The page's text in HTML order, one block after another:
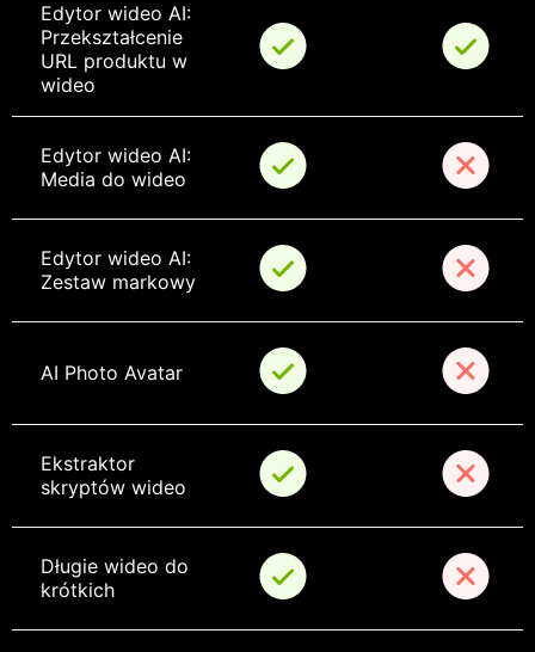
Edytor wideo AI:
Przekształcenie
URL produktu w
wideo
Edytor wideo AI:
Media do wideo
Edytor wideo AI:
Zestaw markowy
AI Photo Avatar
Ekstraktor
skryptów wideo
Długie wideo do
krótkich